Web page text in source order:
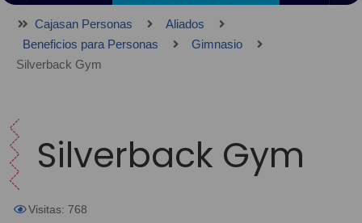
Cajasan Personas
Aliados
Beneficios para Personas
Gimnasio
Silverback Gym
Silverback Gym
Visitas: 768